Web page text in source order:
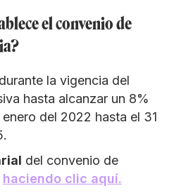
el convenio de
la vigencia del
hasta alcanzar un 8%
del 2022 hasta el 31
del convenio de
haciendo clic aquí.